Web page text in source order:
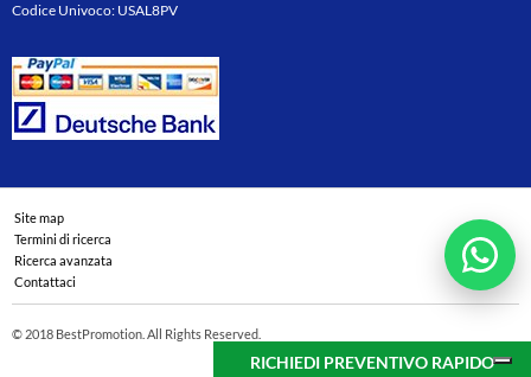
RICHIEDI PREVENTIVO RAPIDO
Codice Univoco: USAL8PV
Site map
Termini di ricerca
Ricerca avanzata
Contattaci
© 2018 BestPromotion. All Rights Reserved.